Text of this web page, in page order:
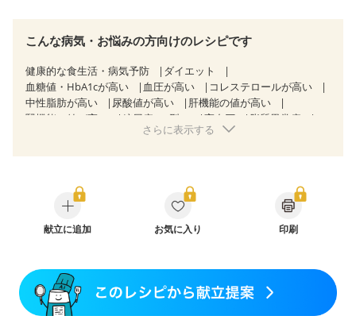
こんな病気・お悩みの方向けのレシピです
健康的な食生活・病気予防
ダイエット
血糖値・HbA1cが高い
血圧が高い
コレステロールが高い
中性脂肪が高い
尿酸値が高い
肝機能の値が高い
腎機能の値が高い
糖尿病（2型） 高血圧
脂質異常症
狭心症 心筋梗塞
糖尿病性腎症（第３期）
CKD（ステージ１）
CKD（ステージ２）
CKD（ステージ３a）
CKD（ステージ３b）
透析
乳がん（抗がん剤治療中）
味の感じ方が変わった
骨粗しょう症
関節リウマチ
乾癬
フレイル（年齢に合わせた体作り）
さらに表示する
献立に追加 お気に入り 印刷